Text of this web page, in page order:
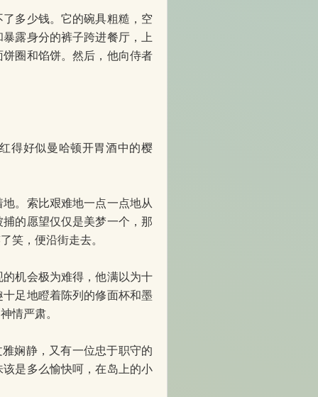
多少钱。它的碗具粗糙，空
露身分的裤子跨进餐厅，上
圈和馅饼。然后，他向侍者
好似曼哈顿开胃酒中的樱
。索比艰难地一点一点地从
的愿望仅仅是美梦一个，那
笑，便沿街走去。
机会极为难得，他满以为十
足地瞪着陈列的修面杯和墨
情严肃。
娴静，又有一位忠于职守的
是多么愉快呵，在岛上的小